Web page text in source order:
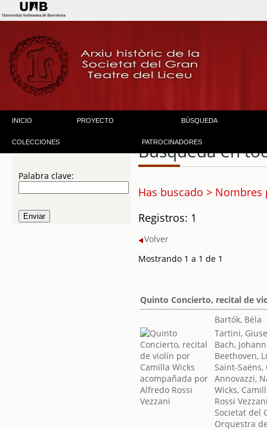
INICIO PROYECTO BÚSQUEDA
COLECCIONES PATROCINADORES
Palabra clave:
Búsqueda en
Has buscado >
Registros: 1
Volver
Mostrando 1 a 1 de 1
Quinto Concierto, recital de
Bartók, Béla
Tartini,
Bach,
Beethoven,
Saint-Saëns,
Annovazzi,
Wicks,
Rossi
Societat del
Orquestra